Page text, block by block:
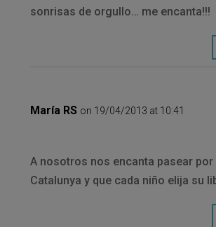
sonrisas de orgullo… me encanta!!!
María RS on 19/04/2013 at 10:41
A nosotros nos encanta pasear por
Catalunya y que cada niño elija su